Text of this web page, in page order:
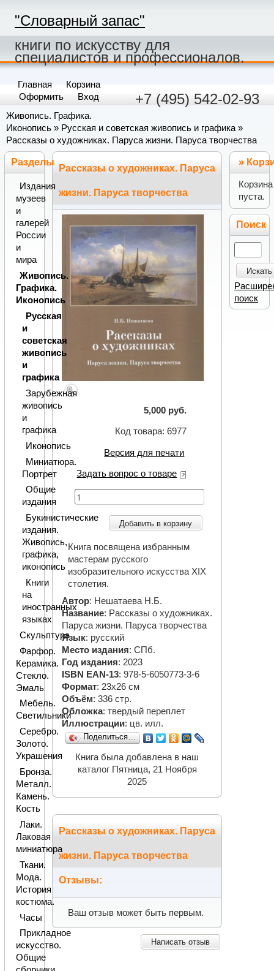
"Словарный запас"
книги по искусству для
специалистов и профессионалов.
+7 (495) 542-02-93
Главная
Корзина
Оформить
Вход
Живопись. Графика.
Иконопись » Русская и советская живопись и графика»
Рассказы о художниках. Паруса жизни. Паруса творчества
Рассказы о художниках. Паруса
жизни. Паруса творчества
5,000 руб.
Код товара: 6977
Версия для печати
Задать вопрос о товаре
Добавить в корзину
Книга посвящена избранным
мастерам русского
изобразительного искусства XIX
столетия.
Автор: Нешатаева Н.Б.
Название: Рассказы о художниках.
Паруса жизни. Паруса творчества
Язык: русский
Место издания: СПб.
Год издания: 2023
ISBN EAN-13: 978-5-6050773-3-6
Формат: 23х26 см
Объём: 336 стр.
Обложка: твердый переплет
Иллюстрации: цв. илл.
Поделиться…
Книга была добавлена в наш
каталог Пятница, 21 Ноября
2025
Рассказы о художниках. Паруса
жизни. Паруса творчества
Отзывы:
Ваш отзыв может быть первым.
Написать отзыв
Разделы
Издания
музеев
и
галерей
России
и
мира
Живопись.
Графика.
Иконопись
Русская
и
советская
живопись
и
графика
Зарубежная
живопись
и
графика
Иконопись
Миниатюра.
Портрет
Общие
издания
Букинистические
издания.
Живопись,
графика,
иконопись
Книги
на
иностранных
языках
Скульптура
Фарфор.
Керамика.
Стекло.
Эмаль
Мебель.
Светильники
Серебро.
Золото.
Украшения
Бронза.
Металл.
Камень.
Кость
Лаки.
Лаковая
миниатюра
Ткани.
Мода.
История
костюма.
Часы
Прикладное
искусство.
Общие
»
Корзина
пуста.
Поиск
Искать
поиск